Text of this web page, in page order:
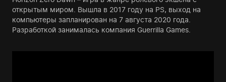
открытым миром. Вышла в 2017 году на PS, выход на
компьютеры запланирован на 7 августа 2020 года.
Разработкой занималась компания Guerrilla Games.